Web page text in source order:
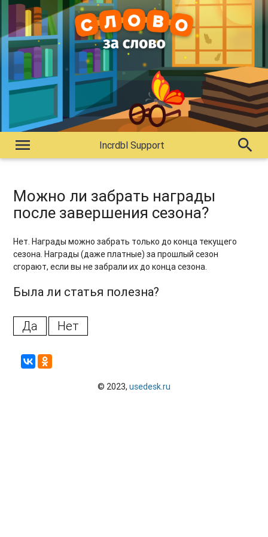
menu
Можно ли забрать награды после завершения сезона?
Incrdbl Support search
Можно ли забрать награды
после завершения сезона?
Нет. Награды можно забрать только до конца текущего
сезона. Награды (даже платные) за прошлый сезон
сгорают, если вы не забрали их до конца сезона.
Была ли статья полезна?
Да Нет
© 2023, usedesk.ru